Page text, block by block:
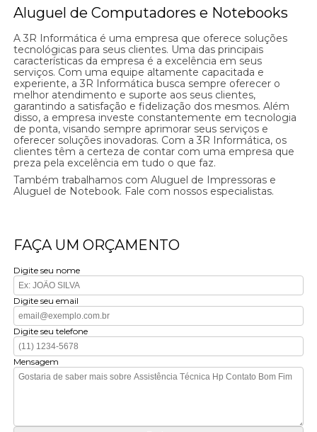
Aluguel de Computadores e Notebooks
A 3R Informática é uma empresa que oferece soluções
tecnológicas para seus clientes. Uma das principais
características da empresa é a excelência em seus
serviços. Com uma equipe altamente capacitada e
experiente, a 3R Informática busca sempre oferecer o
melhor atendimento e suporte aos seus clientes,
garantindo a satisfação e fidelização dos mesmos. Além
disso, a empresa investe constantemente em tecnologia
de ponta, visando sempre aprimorar seus serviços e
oferecer soluções inovadoras. Com a 3R Informática, os
clientes têm a certeza de contar com uma empresa que
preza pela excelência em tudo o que faz.
Também trabalhamos com Aluguel de Impressoras e
Aluguel de Notebook. Fale com nossos especialistas.
FAÇA UM ORÇAMENTO
Digite seu nome
Digite seu email
Digite seu telefone
Mensagem